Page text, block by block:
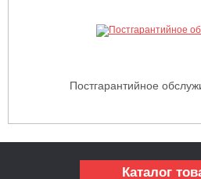
Постгарантийное
Каталог